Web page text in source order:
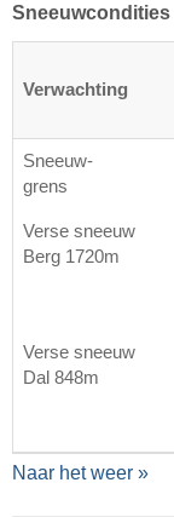
Sneeuwcondities
Verwachting
Sneeuw-
grens
Verse sneeuw
Berg 1720m
Verse sneeuw
Dal 848m
Naar het weer »